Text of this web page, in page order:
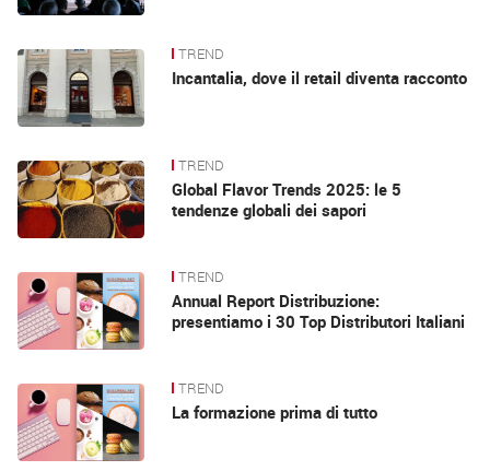
TREND
Incantalia, dove il retail diventa racconto
TREND
Global Flavor Trends 2025: le 5
tendenze globali dei sapori
TREND
Annual Report Distribuzione:
presentiamo i 30 Top Distributori Italiani
TREND
La formazione prima di tutto